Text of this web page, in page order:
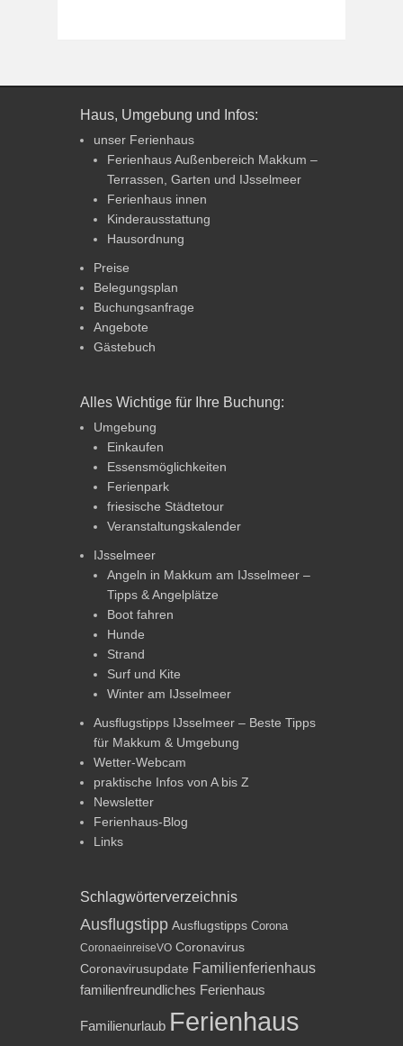
Haus, Umgebung und Infos:
unser Ferienhaus
Ferienhaus Außenbereich Makkum –
Terrassen, Garten und IJsselmeer
Ferienhaus innen
Kinderausstattung
Hausordnung
Preise
Belegungsplan
Buchungsanfrage
Angebote
Gästebuch
Alles Wichtige für Ihre Buchung:
Umgebung
Einkaufen
Essensmöglichkeiten
Ferienpark
friesische Städtetour
Veranstaltungskalender
IJsselmeer
Angeln in Makkum am IJsselmeer –
Tipps & Angelplätze
Boot fahren
Hunde
Strand
Surf und Kite
Winter am IJsselmeer
Ausflugstipps IJsselmeer – Beste Tipps
für Makkum & Umgebung
Wetter-Webcam
praktische Infos von A bis Z
Newsletter
Ferienhaus-Blog
Links
Schlagwörterverzeichnis
Ausflugstipp Ausflugstipps Corona
CoronaeinreiseVO Coronavirus
Coronavirusupdate Familienferienhaus
familienfreundliches Ferienhaus
Familienurlaub Ferienhaus